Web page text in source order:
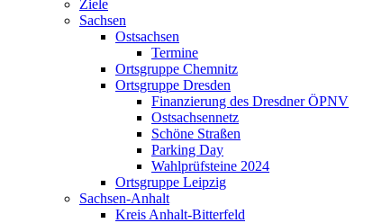
Ziele
Sachsen
Ostsachsen
Termine
Ortsgruppe Chemnitz
Ortsgruppe Dresden
Finanzierung des Dresdner ÖPNV
Ostsachsennetz
Schöne Straßen
Parking Day
Wahlprüfsteine 2024
Ortsgruppe Leipzig
Sachsen-Anhalt
Kreis Anhalt-Bitterfeld